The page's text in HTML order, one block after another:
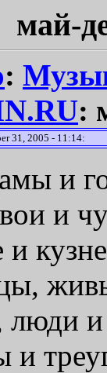
май-
:
:
31, 2005 - 11:14:
и
и
и
люди
и